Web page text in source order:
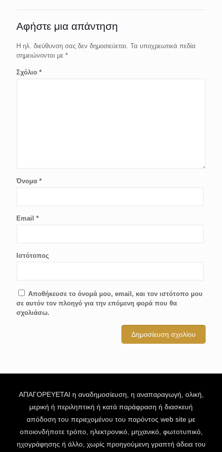
Αφήστε μια απάντηση
Η ηλ. διεύθυνση σας δεν δημοσιεύεται. Τα υποχρεωτικά πεδία
σημειώνονται με *
Σχόλιο *
Όνομα *
Email *
Ιστότοπος
Αποθήκευσε το όνομά μου, email, και τον ιστότοπο μου
σε αυτόν τον πλοηγό για την επόμενη φορά που θα
σχολιάσω.
ΑΠΑΓΟΡΕΥΕΤΑΙ η αναδημοσίευση, η αναπαραγωγή, ολική,
μερική ή περιληπτική ή κατά παράφραση ή διασκευή
απόδοση του περιεχομένου του παρόντος web site με
οποιονδήποτε τρόπο, ηλεκτρονικό, μηχανικό, φωτοτυπικό,
ηχογράφησης ή άλλο, χωρίς προηγούμενη γραπτή άδεια του